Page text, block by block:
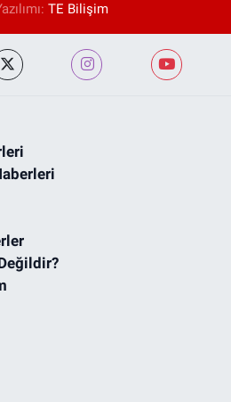
TE Bilişim